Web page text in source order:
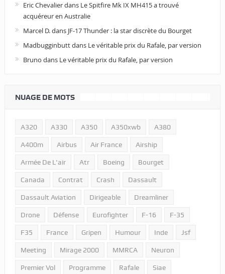
Eric Chevalierdans Le Spitfire Mk IX MH415 a trouvé
acquéreur en Australie
Marcel D.dans JF-17 Thunder : la star discrète du Bourget
Madbugginbuttdans Le véritable prix du Rafale, par version
Bruno dans Le véritable prix du Rafale, par version
NUAGE DE MOTS
A320 A330 A350 A350xwb A380
A400m Airbus Air France Airship
Armée De L'air Atr Boeing Bourget
Canada Contrat Crash Dassault
Dassault Aviation Dirigeable Dreamliner
Drone Défense Eurofighter F-16 F-35
F35 France Gripen Humour Inde Jsf
Meeting Mirage 2000 MMRCA Neuron
Premier Vol Programme Rafale Siae